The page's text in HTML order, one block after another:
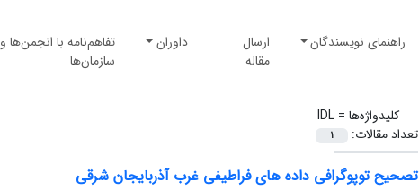
راهنمای نویسندگان
ارسال
مقاله
داوران
تفاهم‌نامه با انجمن‌ها و
سازمان‌ها
کلیدواژه‌ها =IDL
تعداد مقالات:
1
تصحیح توپوگرافی داده های فراطیفی غرب آذربایجان شرقی